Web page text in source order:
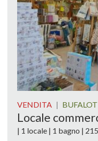
VENDITA |
Locale
| 1 locale | 1 bagno |